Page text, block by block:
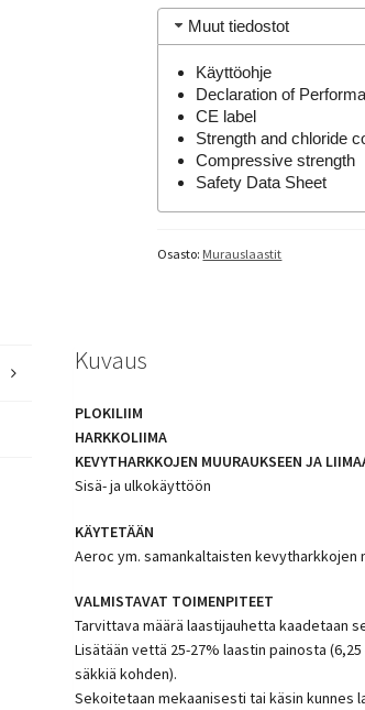
Muut tiedostot
Käyttöohje
Declaration of
CE label
Strength and chloride
Compressive strength
Safety Data Sheet
Osasto: Murauslaastit
Kuvaus
PLOKILIIM
HARKKOLIIMA
KEVYTHARKKOJEN MUURAUKSEEN JA
Sisä- ja ulkokäyttöön
KÄYTETÄÄN
Aeroc ym. samankaltaisten kevytharkkojen
VALMISTAVAT TOIMENPITEET
Tarvittava määrä laastijauhetta kaadetaan
Lisätään vettä 25-27% laastin painosta (6,25
säkkiä kohden).
Sekoitetaan mekaanisesti tai käsin kunnes